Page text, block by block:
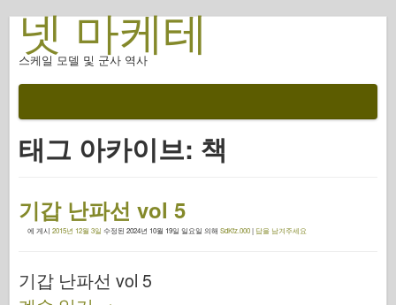
넷 마케테
스케일 모델 및 군사 역사
태그 아카이브: 책
기갑 난파선 vol 5
에 게시 2015년 12월 3일 수정된 2024년 10월 19일 일요일 의해 SdKfz.000| 답을 남겨주세요
기갑 난파선 vol 5